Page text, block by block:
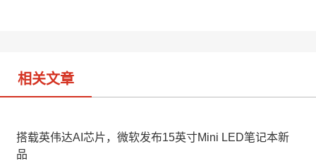
相关文章
搭载英伟达AI芯片，微软发布15英寸Mini LED笔记本新
品